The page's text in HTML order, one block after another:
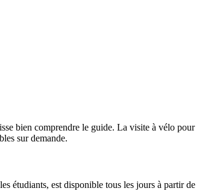
bien comprendre le guide. La visite à vélo pour
sur demande.
étudiants, est disponible tous les jours à partir de